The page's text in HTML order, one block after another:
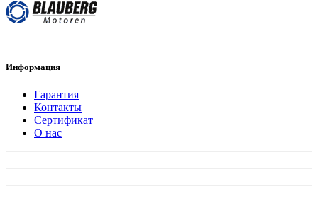
Информация
Гарантия
Контакты
Сертификат
О нас